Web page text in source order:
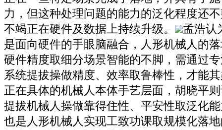
力，但这种处理问题的能力的泛化程度还
不竭正在硬件及数据上持续升级。
孟浩认
是面向硬件的手眼脑融合，人形机械人的
硬件精度取细分场景智能的不脚，需通过
系统提拔操做精度、效率取鲁棒性，才能
正在具体的机械人本体手艺层面，胡晓平
提拔机械人操做靠得住性、平安性取泛化
也是人形机械人实现工致功课取规模化落